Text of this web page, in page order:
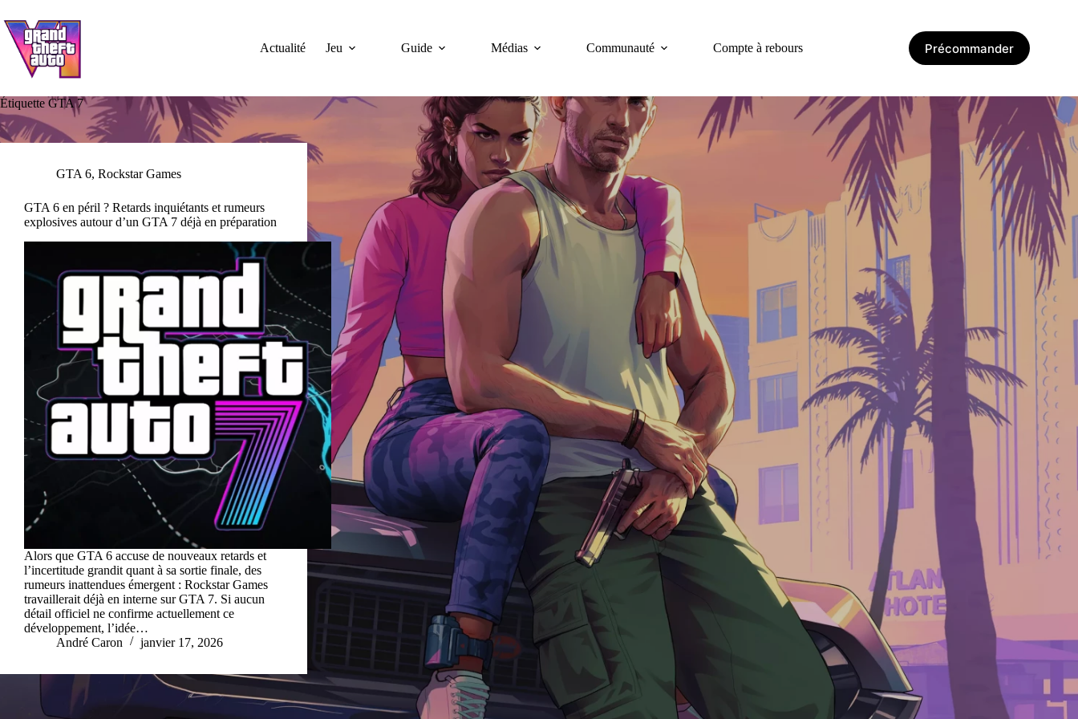
au
contenu
Actualité
Jeu Guide Médias Communauté Compte à rebours Précommander
Étiquette GTA 7
GTA 6, Rockstar Games
GTA 6 en péril ? Retards inquiétants et rumeurs
explosives autour d’un GTA 7 déjà en préparation
Alors que GTA 6 accuse de nouveaux retards et
l’incertitude grandit quant à sa sortie finale, des
rumeurs inattendues émergent : Rockstar Games
travaillerait déjà en interne sur GTA 7. Si aucun
détail officiel ne confirme actuellement ce
développement, l’idée…
André Caron
janvier 17, 2026